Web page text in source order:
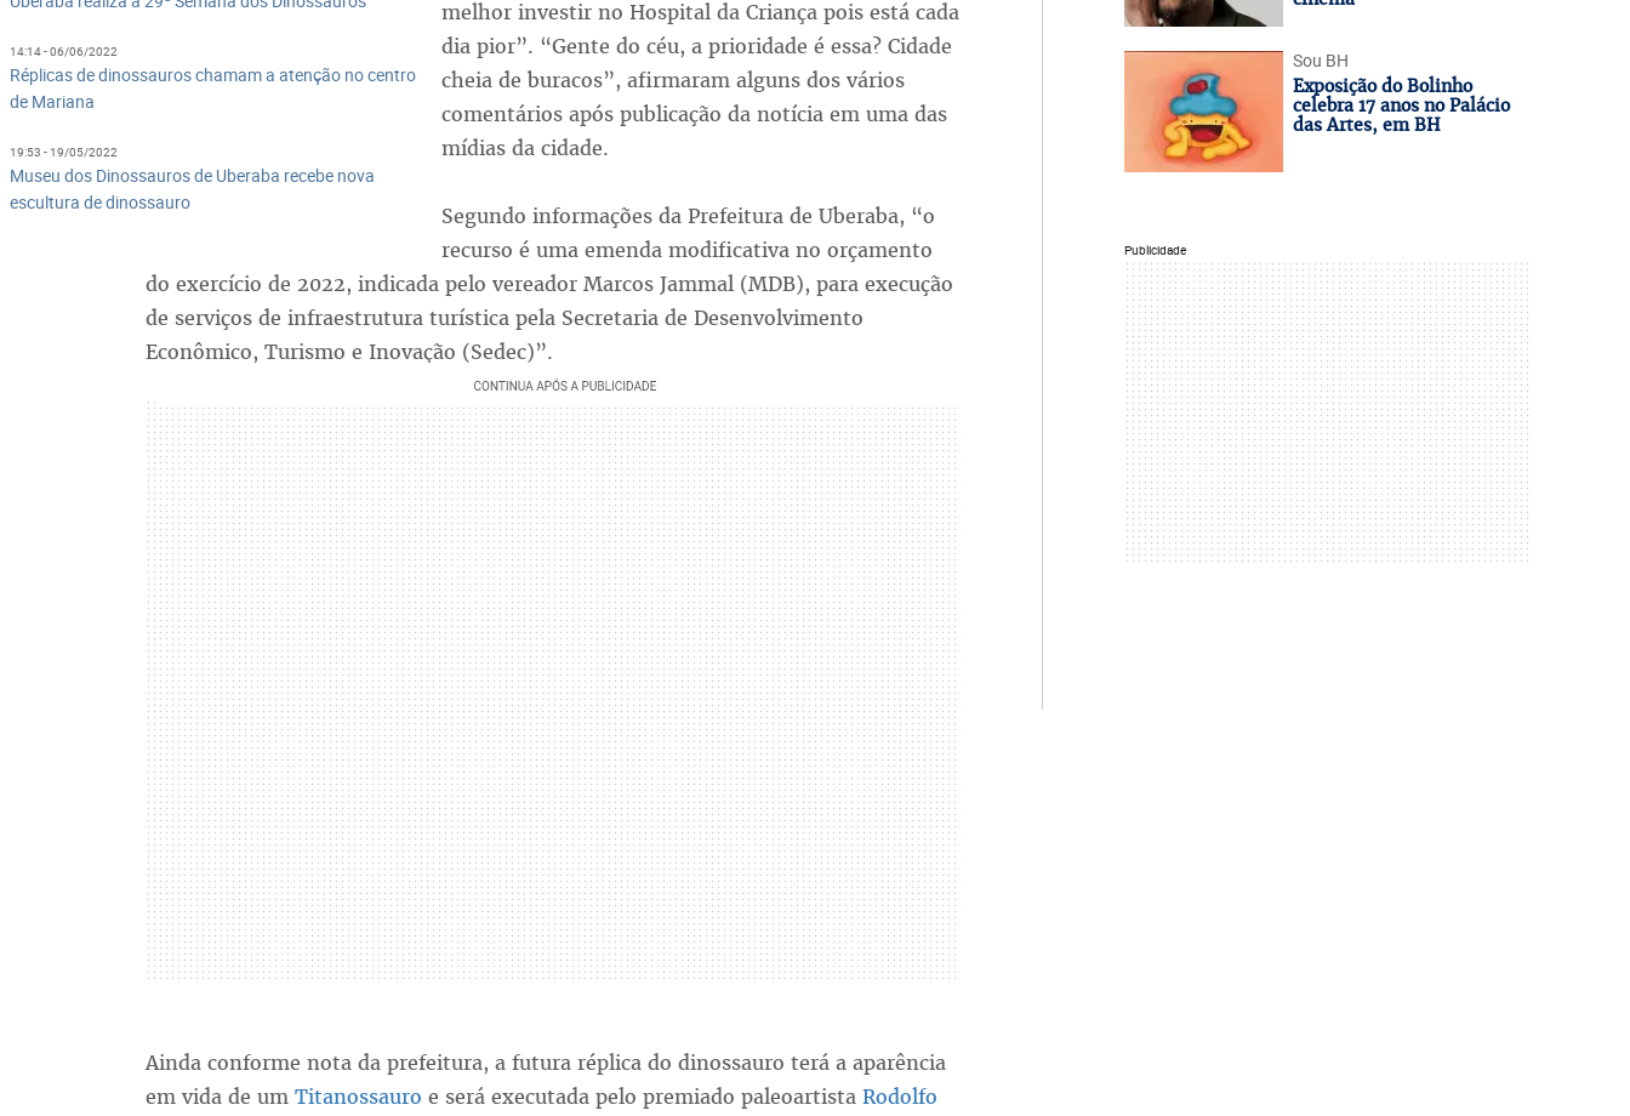
14:14 - 06/06/2022
Réplicas de dinossauros chamam a atenção no centro
de Mariana
19:53 - 19/05/2022
Museu dos Dinossauros de Uberaba recebe nova
escultura de dinossauro
melhor investir no Hospital da Criança pois está cada
dia pior”. “Gente do céu, a prioridade é essa? Cidade
cheia de buracos”, afirmaram alguns dos vários
comentários após publicação da notícia em uma das
mídias da cidade.
Segundo informações da Prefeitura de Uberaba, “o
recurso é uma emenda modificativa no orçamento
do exercício de 2022, indicada pelo vereador Marcos Jammal (MDB), para execução
de serviços de infraestrutura turística pela Secretaria de Desenvolvimento
Econômico, Turismo e Inovação (Sedec)”.
Ainda conforme nota da prefeitura, a futura réplica do dinossauro terá a aparência
em vida de um Titanossauro e será executada pelo premiado paleoartista Rodolfo
Sou BH
Exposição do Bolinho
celebra 17 anos no Palácio
das Artes, em BH
Publicidade